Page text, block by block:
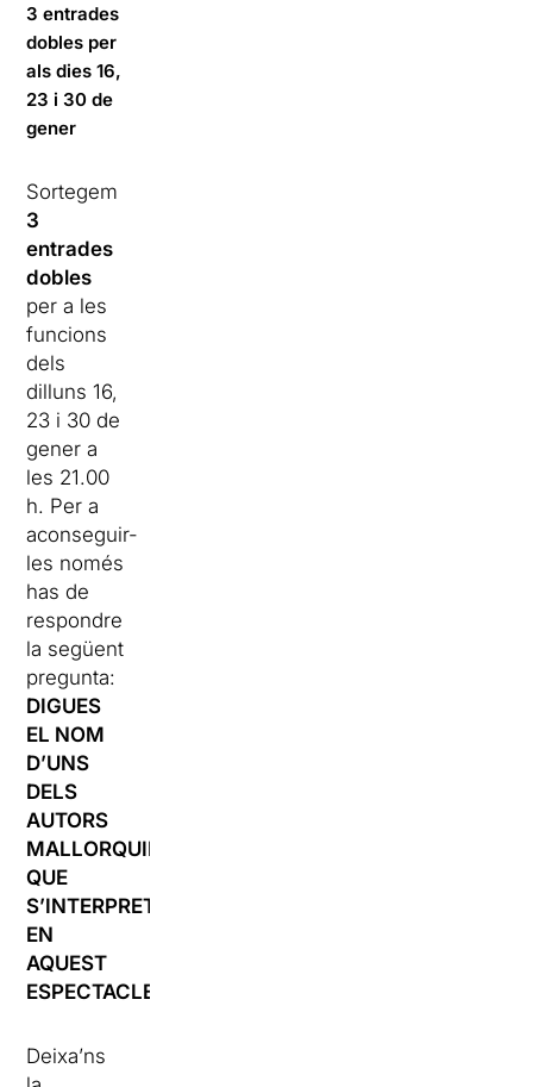
3 entrades
dobles per
als dies 16,
23 i 30 de
gener
Sortegem
3
entrades
dobles
per a les
funcions
dels
dilluns 16,
23 i 30 de
gener a
les 21.00
h. Per a
aconseguir-
les només
has de
respondre
la següent
pregunta:
DIGUES
EL NOM
D’UNS
DELS
AUTORS
MALLORQUINS
QUE
S’INTERPRETARAN
EN
AQUEST
ESPECTACLE.
Deixa’ns